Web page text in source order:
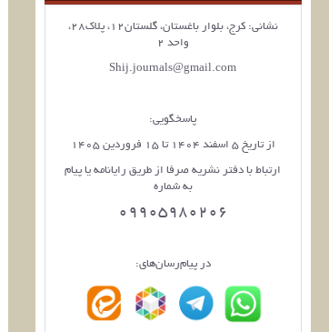
نشانی: کرج، بلوار باغستان، گلستان12، پلاک28،
واحد 2
Shij.journals@gmail.com
پاسخگویی:
از تاریخ 5 اسفند 1404 تا 15 فروردین 1405
ارتباط با دفتر نشریه صرفا از طریق رایانامه یا پیام
به شماره
09905980206
در پیام‌رسان‌های: